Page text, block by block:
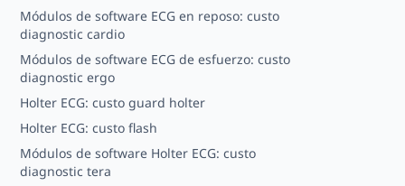
Módulos de software ECG en reposo: custo
diagnostic cardio
Módulos de software ECG de esfuerzo: custo
diagnostic ergo
Holter ECG: custo guard holter
Holter ECG: custo flash
Módulos de software Holter ECG: custo
diagnostic tera